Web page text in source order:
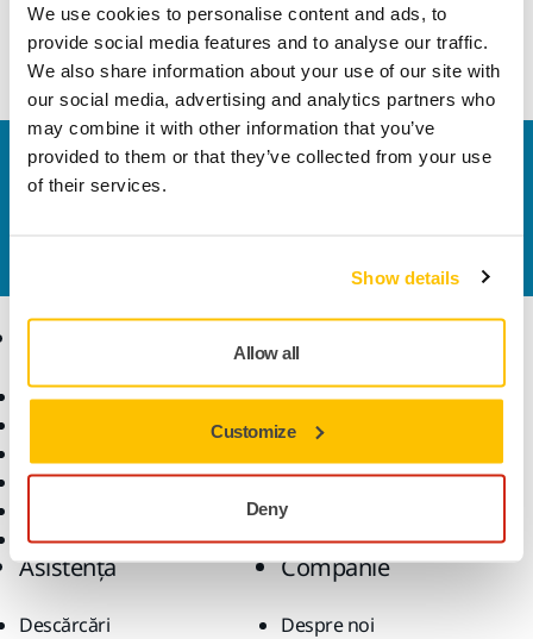
We use cookies to personalise content and ads, to
provide social media features and to analyse our traffic.
We also share information about your use of our site with
our social media, advertising and analytics partners who
may combine it with other information that you’ve
provided to them or that they’ve collected from your use
of their services.
Show details
Allow all
Customize
Deny
Contactaţi-ne
Doriți să aflați mai multe?
Scule electrice
Accesorii și consumabile
Branduri de top
Expertiză
Industrii
Aplicații
Asistență
Descărcări
Companie
Despre noi